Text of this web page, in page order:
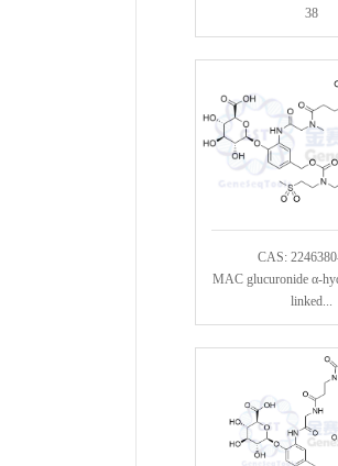
38
CAS:
MAC glucuronide α-
linked...